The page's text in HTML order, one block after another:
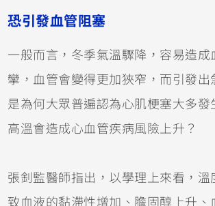
恐引發血管阻塞
一般而言，冬季氣溫驟降，容易造成
攣，血管會變得更加狹窄，而引發出
是為何大眾普遍認為心肌梗塞大多發
高溫會造成心血管疾病風險上升？
張釗監醫師指出，以學理上來看，溫
致血液的黏滯性增加、膽固醇上升、